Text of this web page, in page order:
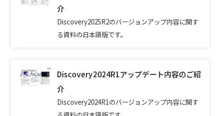
介
Discovery2025R2のバージョンアップ内容に関す
る資料の日本語版です。
Discovery2024R1アップデート内容のご紹
介
Discovery2024R1のバージョンアップ内容に関す